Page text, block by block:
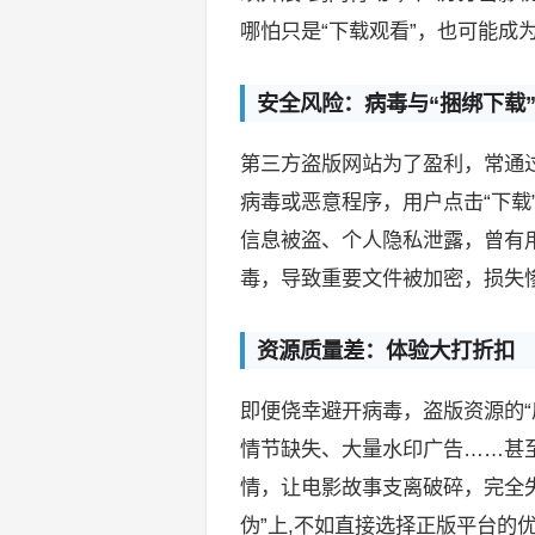
哪怕只是“下载观看”，也可能成
安全风险：病毒与“捆绑下载
第三方盗版网站为了盈利，常通
病毒或恶意程序，用户点击“下
信息被盗、个人隐私泄露，曾有
毒，导致重要文件被加密，损失
资源质量差：体验大打折扣
即便侥幸避开病毒，盗版资源的
情节缺失、大量水印广告……甚
情，让电影故事支离破碎，完全
伪”上,不如直接选择正版平台的